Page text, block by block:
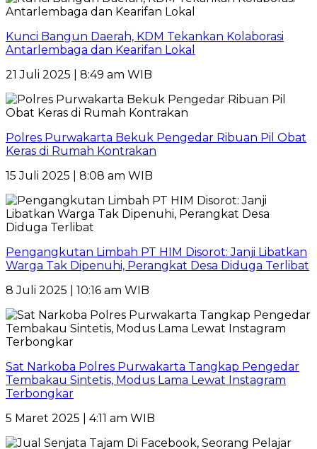
Kunci Bangun Daerah, KDM Tekankan Kolaborasi
Antarlembaga dan Kearifan Lokal
21 Juli 2025 | 8:49 am WIB
Polres Purwakarta Bekuk Pengedar Ribuan Pil Obat
Keras di Rumah Kontrakan
15 Juli 2025 | 8:08 am WIB
Pengangkutan Limbah PT HIM Disorot: Janji Libatkan
Warga Tak Dipenuhi, Perangkat Desa Diduga Terlibat
8 Juli 2025 | 10:16 am WIB
Sat Narkoba Polres Purwakarta Tangkap Pengedar
Tembakau Sintetis, Modus Lama Lewat Instagram
Terbongkar
5 Maret 2025 | 4:11 am WIB